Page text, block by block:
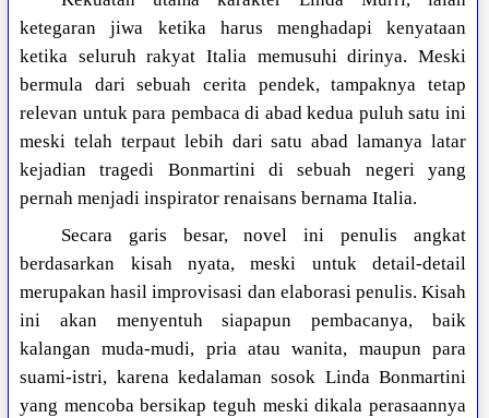
ketegaran jiwa ketika harus menghadapi kenyataan
ketika seluruh rakyat Italia memusuhi dirinya. Meski
bermula dari sebuah cerita pendek, tampaknya tetap
relevan untuk para pembaca di abad kedua puluh satu ini
meski telah terpaut lebih dari satu abad lamanya latar
kejadian tragedi Bonmartini di sebuah negeri yang
pernah menjadi inspirator renaisans bernama Italia.
Secara garis besar, novel ini penulis angkat
berdasarkan kisah nyata, meski untuk detail-detail
merupakan hasil improvisasi dan elaborasi penulis. Kisah
ini akan menyentuh siapapun pembacanya, baik
kalangan muda-mudi, pria atau wanita, maupun para
suami-istri, karena kedalaman sosok Linda Bonmartini
yang mencoba bersikap teguh meski dikala perasaannya